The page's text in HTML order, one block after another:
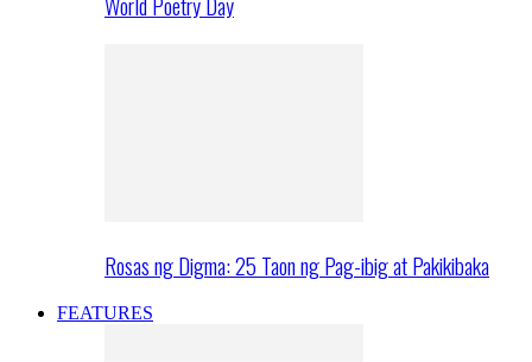
Rosas ng Digma: 25 Taon ng Pag-ibig at Pakikibaka
FEATURES